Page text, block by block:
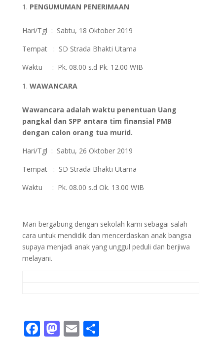
PENGUMUMAN PENERIMAAN
Hari/Tgl : Sabtu, 18 Oktober 2019
Tempat : SD Strada Bhakti Utama
Waktu : Pk. 08.00 s.d Pk. 12.00 WIB
WAWANCARA
Wawancara adalah waktu penentuan Uang
pangkal dan SPP antara tim finansial PMB
dengan calon orang tua murid.
Hari/Tgl : Sabtu, 26 Oktober 2019
Tempat : SD Strada Bhakti Utama
Waktu : Pk. 08.00 s.d Ok. 13.00 WIB
Mari bergabung dengan sekolah kami sebagai salah
cara untuk mendidik dan mencerdaskan anak bangsa
supaya menjadi anak yang unggul peduli dan berjiwa
melayani.
F M E S